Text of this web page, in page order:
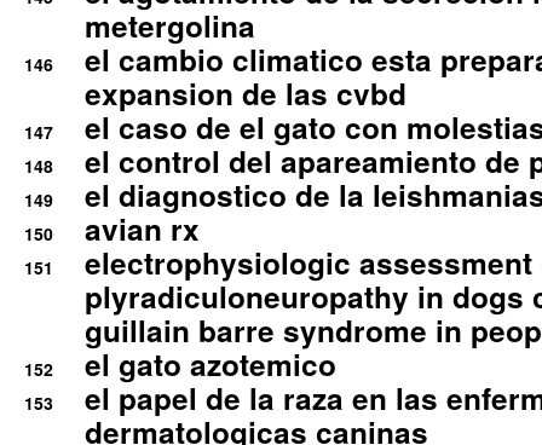
metergolina
146
el cambio climatico esta
expansion de las cvbd
147 el caso de el gato con
148 el control del apareamiento de
149 el diagnostico de la
150 avian rx
151
electrophysiologic assessment
plyradiculoneuropathy in dogs
guillain barre syndrome in
152 el gato azotemico
153
el papel de la raza en las
dermatologicas caninas